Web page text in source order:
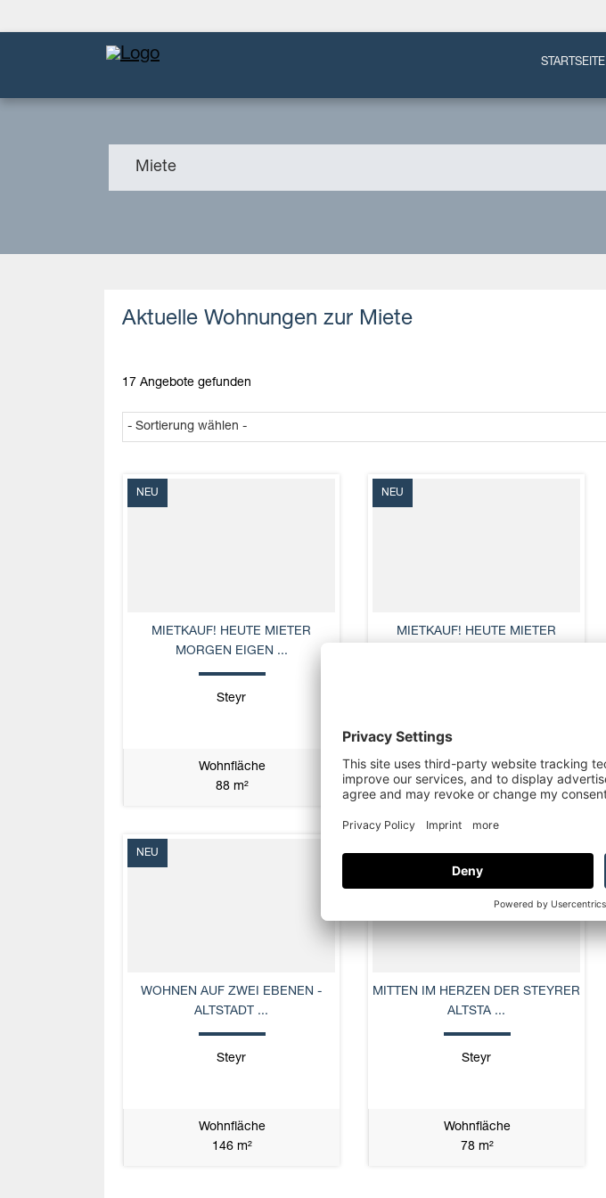
STARTSEITE
Miete
Aktuelle Wohnungen zur Miete
17 Angebote gefunden
NEU
MIETKAUF! HEUTE MIETER
MORGEN EIGEN ...
Steyr
Wohnfläche
88 m²
NEU
MIETKAUF! HEUTE MIETER
Wohnfläche
83 m²
NEU
WOHNEN AUF ZWEI EBENEN -
ALTSTADT ...
Steyr
Wohnfläche
146 m²
NEU
MITTEN IM HERZEN DER STEYRER
ALTSTA ...
Steyr
Wohnfläche
78 m²